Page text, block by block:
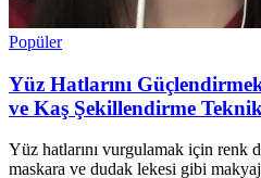
Popüler
Yüz Hatlarını
ve Kaş Şekillendirme
Yüz hatlarını vurgulamak için renk
maskara ve dudak lekesi gibi